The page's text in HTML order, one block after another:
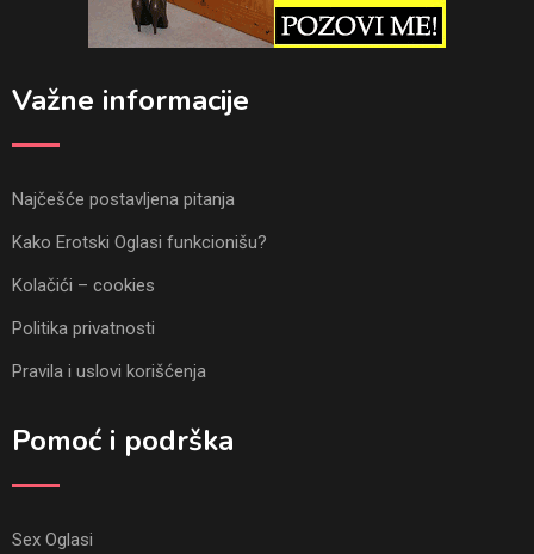
Važne informacije
Najčešće postavljena pitanja
Kako Erotski Oglasi funkcionišu?
Kolačići – cookies
Politika privatnosti
Pravila i uslovi korišćenja
Pomoć i podrška
Sex Oglasi